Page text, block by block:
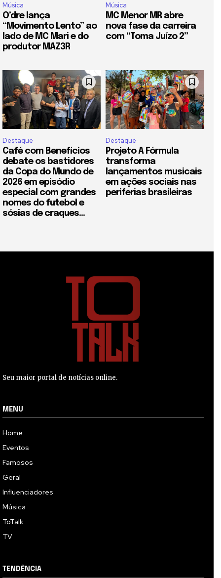
Música
O’dre lança
“Movimento Lento” ao
lado de MC Mari e do
produtor MAZ3R
Música
MC Menor MR abre
nova fase da carreira
com “Toma Juízo 2”
Destaque
Café com Benefícios
debate os bastidores
da Copa do Mundo de
2026 em episódio
especial com grandes
nomes do futebol e
sósias de craques...
Destaque
Projeto A Fórmula
transforma
lançamentos musicais
em ações sociais nas
periferias brasileiras
Seu maior portal de notícias online.
MENU
Home
Eventos
Famosos
Geral
Influenciadores
Música
ToTalk
TV
TENDÊNCIA